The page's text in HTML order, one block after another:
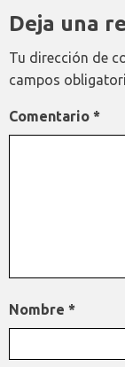
Deja una
Tu dirección de
campos
Comentario *
Nombre *